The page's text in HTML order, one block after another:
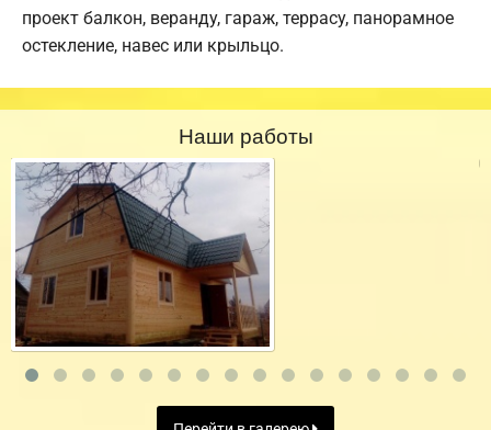
проект балкон, веранду, гараж, террасу, панорамное
остекление, навес или крыльцо.
Наши работы